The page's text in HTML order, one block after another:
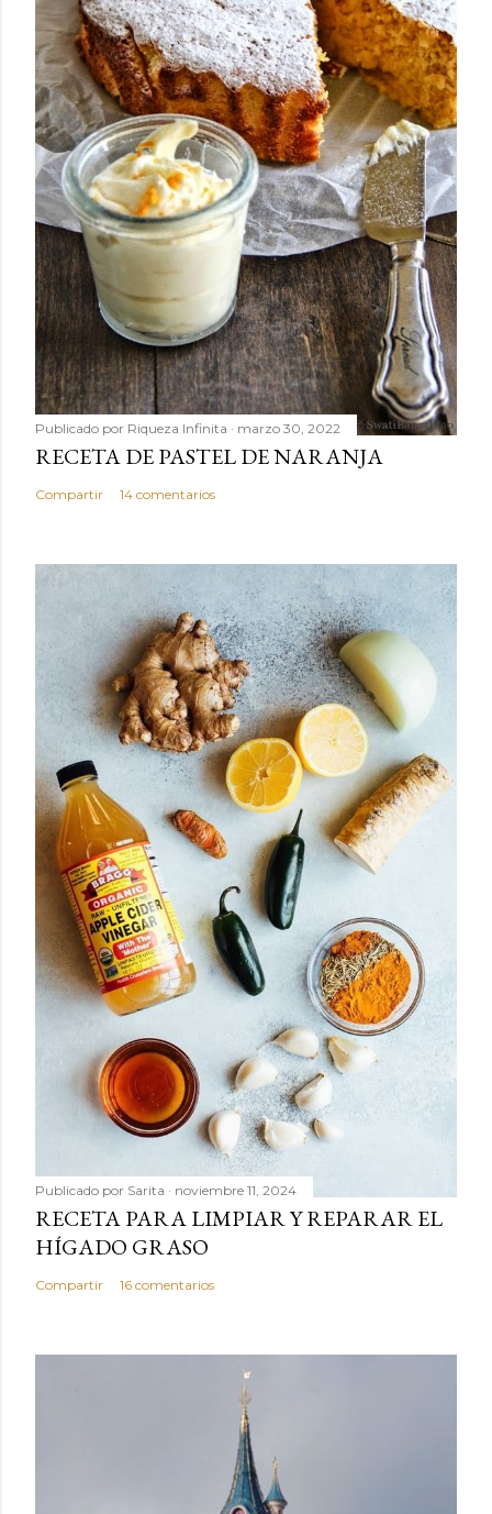
Publicado por Riqueza Infinita marzo 30, 2022
RECETA DE PASTEL DE NARANJA
Compartir 14 comentarios
Publicado por Sarita noviembre 11, 2024
RECETA PARA LIMPIAR Y REPARAR EL
HÍGADO GRASO
Compartir 16 comentarios